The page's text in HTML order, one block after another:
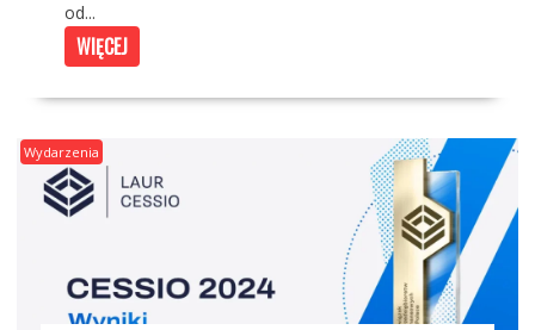
od...
WIĘCEJ
Wydarzenia